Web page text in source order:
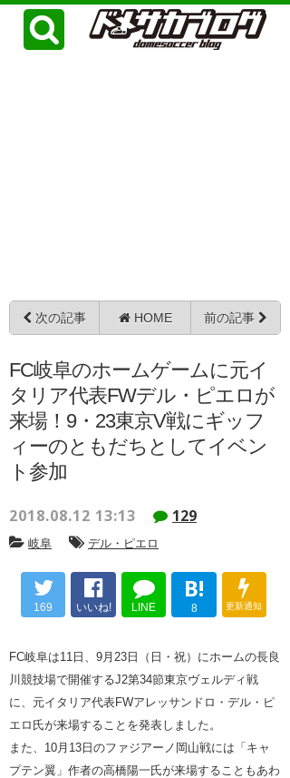
次の記事 HOME 前の記事
FC岐阜のホームゲームに元イ
タリア代表FWデル・ピエロが
来場！9・23東京V戦にギッフ
ィーのともだちとしてイベン
ト参加
2018.08.12 13:13 129
岐阜 デル・ピエロ
169 いいね! LINE
B!
8 更新通知
FC岐阜は11日、9月23日（日・祝）にホームの長良
川競技場で開催するJ2第34節東京ヴェルディ戦
に、元イタリア代表FWアレッサンドロ・デル・ピ
エロ氏が来場することを発表しました。
また、10月13日のファジアーノ岡山戦には「キャ
プテン翼」作者の高橋陽一氏が来場することもあわ